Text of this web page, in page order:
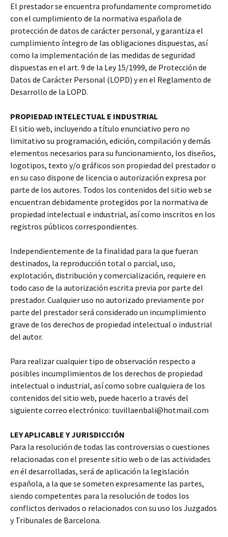
El prestador se encuentra profundamente comprometido
con el cumplimiento de la normativa española de
protección de datos de carácter personal, y garantiza el
cumplimiento íntegro de las obligaciones dispuestas, así
como la implementación de las medidas de seguridad
dispuestas en el art. 9 de la Ley 15/1999, de Protección de
Datos de Carácter Personal (LOPD) y en el Reglamento de
Desarrollo de la LOPD.
PROPIEDAD INTELECTUAL E INDUSTRIAL
El sitio web, incluyendo a título enunciativo pero no
limitativo su programación, edición, compilación y demás
elementos necesarios para su funcionamiento, los diseños,
logotipos, texto y/o gráficos son propiedad del prestador o
en su caso dispone de licencia o autorización expresa por
parte de los autores. Todos los contenidos del sitio web se
encuentran debidamente protegidos por la normativa de
propiedad intelectual e industrial, así como inscritos en los
registros públicos correspondientes.
Independientemente de la finalidad para la que fueran
destinados, la reproducción total o parcial, uso,
explotación, distribución y comercialización, requiere en
todo caso de la autorización escrita previa por parte del
prestador. Cualquier uso no autorizado previamente por
parte del prestador será considerado un incumplimiento
grave de los derechos de propiedad intelectual o industrial
del autor.
Para realizar cualquier tipo de observación respecto a
posibles incumplimientos de los derechos de propiedad
intelectual o industrial, así como sobre cualquiera de los
contenidos del sitio web, puede hacerlo a través del
siguiente correo electrónico: tuvillaenbali@hotmail.com
LEY APLICABLE Y JURISDICCIÓN
Para la resolución de todas las controversias o cuestiones
relacionadas con el presente sitio web o de las actividades
en él desarrolladas, será de aplicación la legislación
española, a la que se someten expresamente las partes,
siendo competentes para la resolución de todos los
conflictos derivados o relacionados con su uso los Juzgados
y Tribunales de Barcelona.